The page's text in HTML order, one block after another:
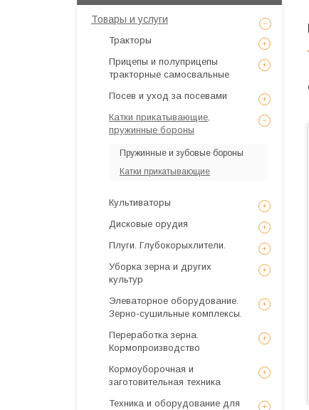
Товары и услуги
Тракторы
Прицепы и полуприцепы
тракторные самосвальные
Посев и уход за посевами
Катки прикатывающие,
пружинные бороны
Пружинные и зубовые бороны
Катки прикатывающие
Культиваторы
Дисковые орудия
Плуги. Глубокорыхлители.
Уборка зерна и других
культур
Элеваторное оборудование.
Зерно-сушильные комплексы.
Переработка зерна.
Кормопроизводство
Кормоуборочная и
заготовительная техника
Техника и оборудование для